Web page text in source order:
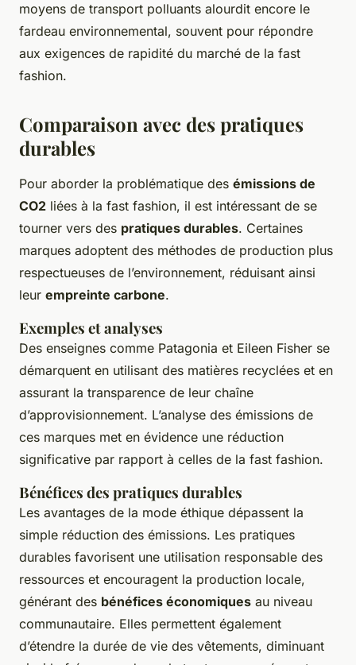
moyens de transport polluants alourdit encore le
fardeau environnemental, souvent pour répondre
aux exigences de rapidité du marché de la fast
fashion.
Comparaison avec des pratiques
durables
Pour aborder la problématique des émissions de
CO2 liées à la fast fashion, il est intéressant de se
tourner vers des pratiques durables. Certaines
marques adoptent des méthodes de production plus
respectueuses de l’environnement, réduisant ainsi
leur empreinte carbone.
Exemples et analyses
Des enseignes comme Patagonia et Eileen Fisher se
démarquent en utilisant des matières recyclées et en
assurant la transparence de leur chaîne
d’approvisionnement. L’analyse des émissions de
ces marques met en évidence une réduction
significative par rapport à celles de la fast fashion.
Bénéfices des pratiques durables
Les avantages de la mode éthique dépassent la
simple réduction des émissions. Les pratiques
durables favorisent une utilisation responsable des
ressources et encouragent la production locale,
générant des bénéfices économiques au niveau
communautaire. Elles permettent également
d’étendre la durée de vie des vêtements, diminuant